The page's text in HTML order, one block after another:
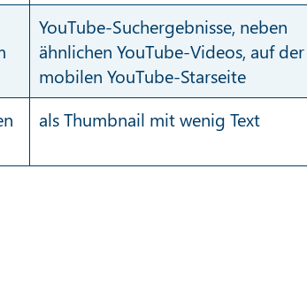
YouTube-Suchergebnisse, neben
ähnlichen YouTube-Videos, auf der
mobilen YouTube-Starseite
als Thumbnail mit wenig Text